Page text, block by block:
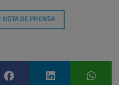
NOTA DE PRENSA